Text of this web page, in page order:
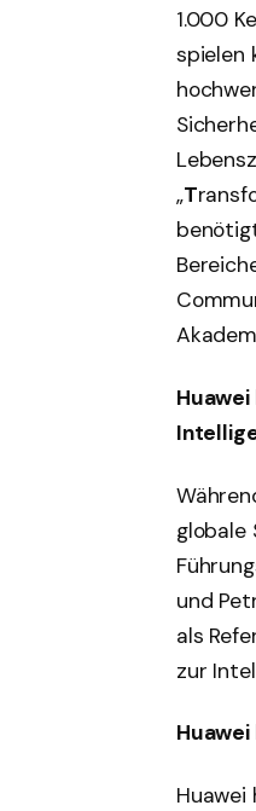
1.000
spielen
„T
globale
und
als
zur
Huawei